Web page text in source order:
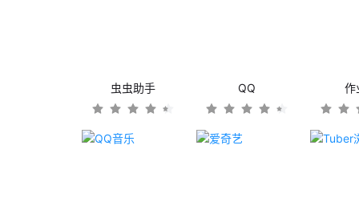
虫虫助手 QQ 作